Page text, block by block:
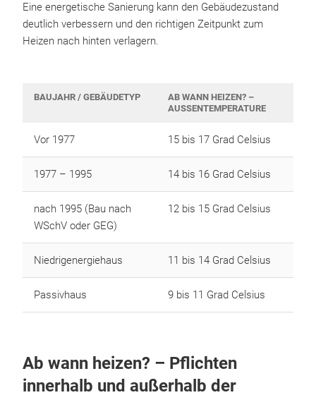
Eine energetische Sanierung kann den Gebäudezustand
deutlich verbessern und den richtigen Zeitpunkt zum
Heizen nach hinten verlagern.
BAUJAHR / GEBÄUDETYP
AB WANN HEIZEN? –
AUSSENTEMPERATURE
Vor 1977 15 bis 17 Grad Celsius
1977 – 1995 14 bis 16 Grad Celsius
nach 1995 (Bau nach
WSchV oder GEG)
12 bis 15 Grad Celsius
Niedrigenergiehaus 11 bis 14 Grad Celsius
Passivhaus 9 bis 11 Grad Celsius
Ab wann heizen? – Pflichten
innerhalb und außerhalb der